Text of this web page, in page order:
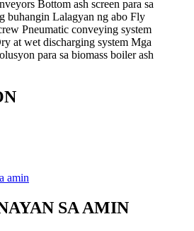
Bottom ash screen para sa
buhangin Lalagyan ng abo Fly
Pneumatic conveying system
at wet discharging system Mga
para sa biomass boiler ash
amin
SA AMIN